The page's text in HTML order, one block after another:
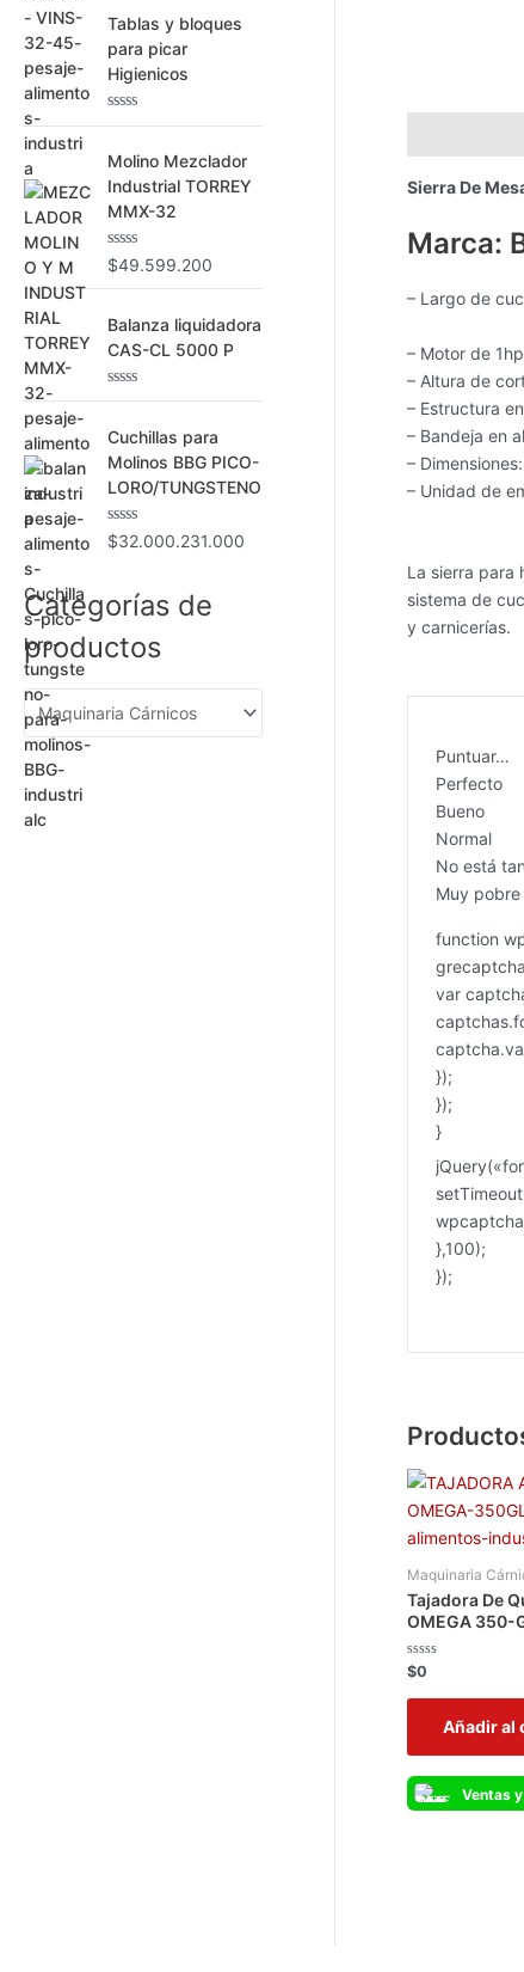
r
a
d
o
c
n
d
e
5
Tablas y bloques
para picar
Higienicos
V
l
o
r
a
o
c
o
n
d
e
5
Molino Mezclador
Industrial TORREY
MMX-32
V
a
r
a
o
c
n
0
d
e
5
$49.599.200
Balanza liquidadora
CAS-CL 5000 P
V
l
r
a
o
c
o
d
e
Cuchillas para
Molinos BBG PICO-
LORO/TUNGSTENO
V
a
r
a
d
o
o
n
0
d
$32.000.231.000
Categorías de
productos
Sierra De
Marca:
– Largo de
– Motor de
– Altura de
– Estructura
– Bandeja en
–
– Unidad de
La sierra para
sistema de
y carnicerías.
Puntuar…
Perfecto
Bueno
Normal
No está
Muy pobre
function
var
});
});
}
},100);
});
Maquinaria
Tajadora De
OMEGA 350-
Valorado
0
$0
Añadir al